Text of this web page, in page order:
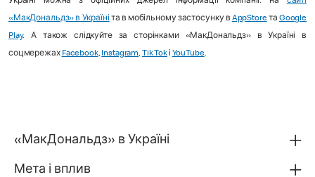
«МакДональдз» в Україні та в мобільному застосунку в AppStore та Google
Play. А також слідкуйте за сторінками «МакДональдз» в Україні в
соцмережах Facebook, Instagram, Tik Tokі YouTube.
«МакДональдз» в Україні
Мета і вплив